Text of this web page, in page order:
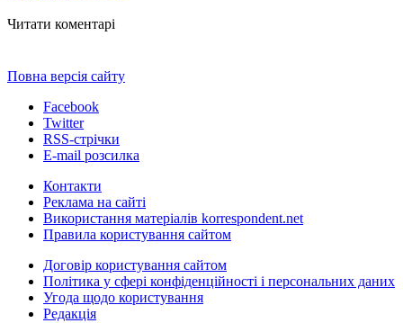
Читати коментарі
Повна версія сайту
Facebook
Twitter
RSS-стрічки
E-mail розсилка
Контакти
Реклама на сайті
Використання матеріалів korrespondent.net
Правила користування сайтом
Договір користування сайтом
Політика у сфері конфіденційності і персональних даних
Угода щодо користування
Редакція